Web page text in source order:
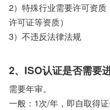
2）特殊行业需要许可资
许可证等资质）
3）不违反法律法规
2、ISO认证是否需要
需要年审。
一般：1次/年，即自取得